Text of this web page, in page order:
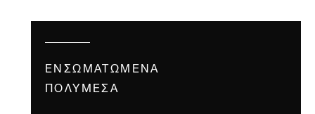
ΕΝΣΩΜΑΤΩΜΈΝΑ
ΠΟΛΥΜΈΣΑ